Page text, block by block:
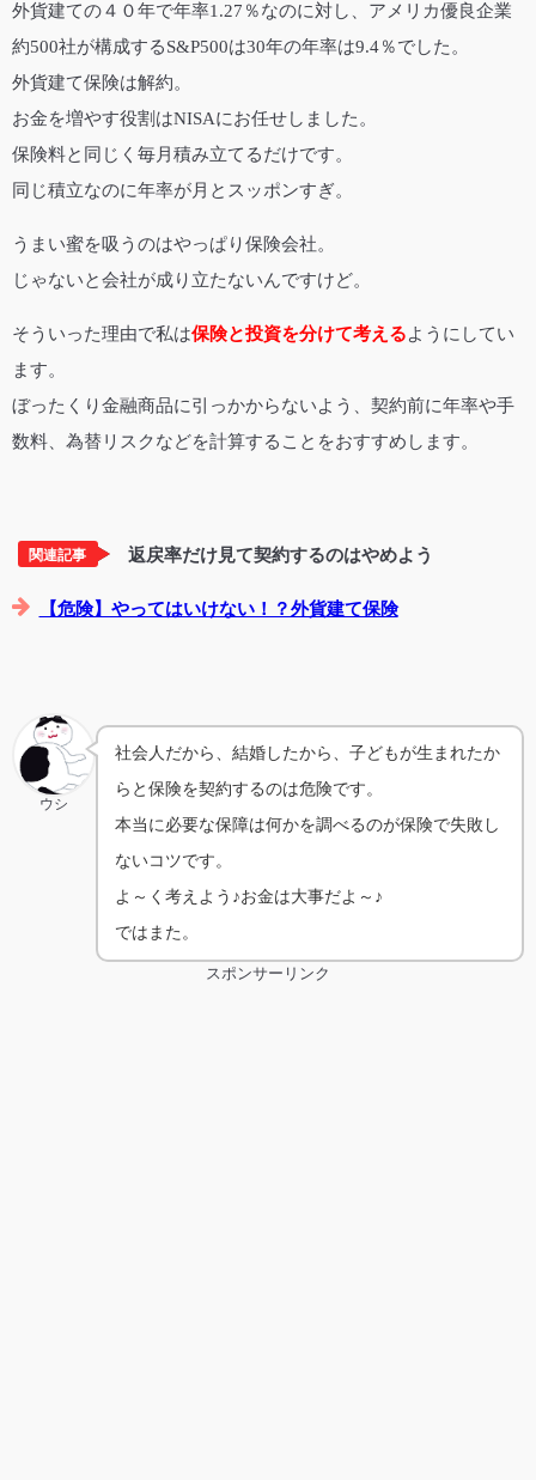
外貨建ての４０年で年率1.27％なのに対し、アメリカ優良企業
約500社が構成するS&P500は30年の年率は9.4％でした。
外貨建て保険は解約。
お金を増やす役割はNISAにお任せしました。
保険料と同じく毎月積み立てるだけです。
同じ積立なのに年率が月とスッポンすぎ。
うまい蜜を吸うのはやっぱり保険会社。
じゃないと会社が成り立たないんですけど。
そういった理由で私は保険と投資を分けて考えるようにしてい
ます。
ぼったくり金融商品に引っかからないよう、契約前に年率や手
数料、為替リスクなどを計算することをおすすめします。
関連記事 返戻率だけ見て契約するのはやめよう
【危険】やってはいけない！？外貨建て保険
ウシ
社会人だから、結婚したから、子どもが生まれたか
らと保険を契約するのは危険です。
本当に必要な保障は何かを調べるのが保険で失敗し
ないコツです。
よ～く考えよう♪お金は大事だよ～♪
ではまた。
スポンサーリンク